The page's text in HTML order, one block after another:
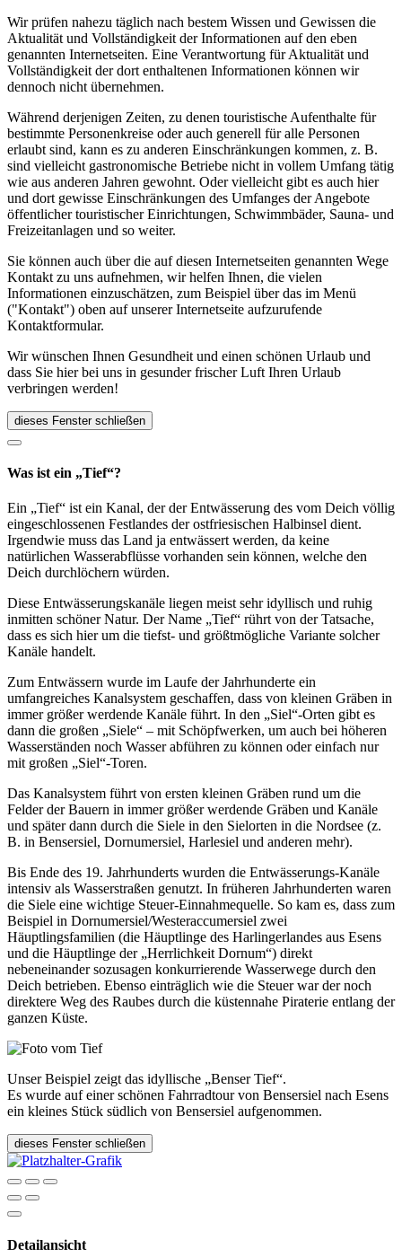
Wir prüfen nahezu täglich nach bestem Wissen und Gewissen die
Aktualität und Vollständigkeit der Informationen auf den eben
genannten Internetseiten. Eine Verantwortung für Aktualität und
Vollständigkeit der dort enthaltenen Informationen können wir
dennoch nicht übernehmen.
Während derjenigen Zeiten, zu denen touristische Aufenthalte für
bestimmte Personenkreise oder auch generell für alle Personen
erlaubt sind, kann es zu anderen Einschränkungen kommen, z. B.
sind vielleicht gastronomische Betriebe nicht in vollem Umfang tätig
wie aus anderen Jahren gewohnt. Oder vielleicht gibt es auch hier
und dort gewisse Einschränkungen des Umfanges der Angebote
öffentlicher touristischer Einrichtungen, Schwimmbäder, Sauna- und
Freizeitanlagen und so weiter.
Sie können auch über die auf diesen Internetseiten genannten Wege
Kontakt zu uns aufnehmen, wir helfen Ihnen, die vielen
Informationen einzuschätzen, zum Beispiel über das im Menü
("Kontakt") oben auf unserer Internetseite aufzurufende
Kontaktformular.
Wir wünschen Ihnen Gesundheit und einen schönen Urlaub und
dass Sie hier bei uns in gesunder frischer Luft Ihren Urlaub
verbringen werden!
dieses Fenster schließen
Was ist ein „Tief“?
Ein „Tief“ ist ein Kanal, der der Entwässerung des vom Deich völlig
eingeschlossenen Festlandes der ostfriesischen Halbinsel dient.
Irgendwie muss das Land ja entwässert werden, da keine
natürlichen Wasserabflüsse vorhanden sein können, welche den
Deich durchlöchern würden.
Diese Entwässerungskanäle liegen meist sehr idyllisch und ruhig
inmitten schöner Natur. Der Name „Tief“ rührt von der Tatsache,
dass es sich hier um die tiefst- und größtmögliche Variante solcher
Kanäle handelt.
Zum Entwässern wurde im Laufe der Jahrhunderte ein
umfangreiches Kanalsystem geschaffen, dass von kleinen Gräben in
immer größer werdende Kanäle führt. In den „Siel“-Orten gibt es
dann die großen „Siele“ – mit Schöpfwerken, um auch bei höheren
Wasserständen noch Wasser abführen zu können oder einfach nur
mit großen „Siel“-Toren.
Das Kanalsystem führt von ersten kleinen Gräben rund um die
Felder der Bauern in immer größer werdende Gräben und Kanäle
und später dann durch die Siele in den Sielorten in die Nordsee (z.
B. in Bensersiel, Dornumersiel, Harlesiel und anderen mehr).
Bis Ende des 19. Jahrhunderts wurden die Entwässerungs-Kanäle
intensiv als Wasserstraßen genutzt. In früheren Jahrhunderten waren
die Siele eine wichtige Steuer-Einnahmequelle. So kam es, dass zum
Beispiel in Dornumersiel/Westeraccumersiel zwei
Häuptlingsfamilien (die Häuptlinge des Harlingerlandes aus Esens
und die Häuptlinge der „Herrlichkeit Dornum“) direkt
nebeneinander sozusagen konkurrierende Wasserwege durch den
Deich betrieben. Ebenso einträglich wie die Steuer war der noch
direktere Weg des Raubes durch die küstennahe Piraterie entlang der
ganzen Küste.
Unser Beispiel zeigt das idyllische „Benser Tief“.
Es wurde auf einer schönen Fahrradtour von Bensersiel nach Esens
ein kleines Stück südlich von Bensersiel aufgenommen.
dieses Fenster schließen
Detailansicht